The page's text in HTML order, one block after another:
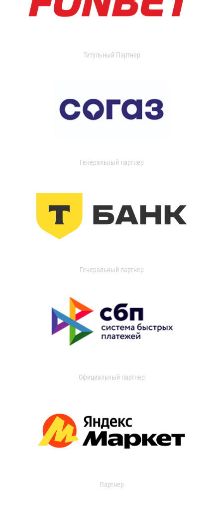
Титульный Партнер
Генеральный партнер
Генеральный партнер
Официальный партнер
Партнер